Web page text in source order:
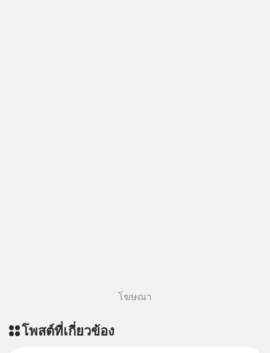
โฆษณา
โพสต์ที่เกี่ยวข้อง